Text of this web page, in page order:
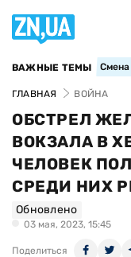
ВАЖНЫЕ ТЕМЫ Смена
ГЛАВНАЯ ВОЙНА
ОБСТРЕЛ
ВОКЗАЛА В
ЧЕЛОВЕК
СРЕДИ НИХ
Обновлено
03 мая, 2023, 15:45
Поделиться